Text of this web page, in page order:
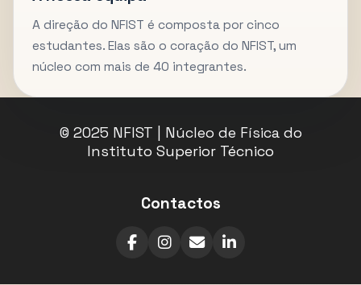
A direção do NFIST é composta por cinco
estudantes. Elas são o coração do NFIST, um
núcleo com mais de 40 integrantes.
© 2025 NFIST | Núcleo de Física do
Instituto Superior Técnico
Contactos